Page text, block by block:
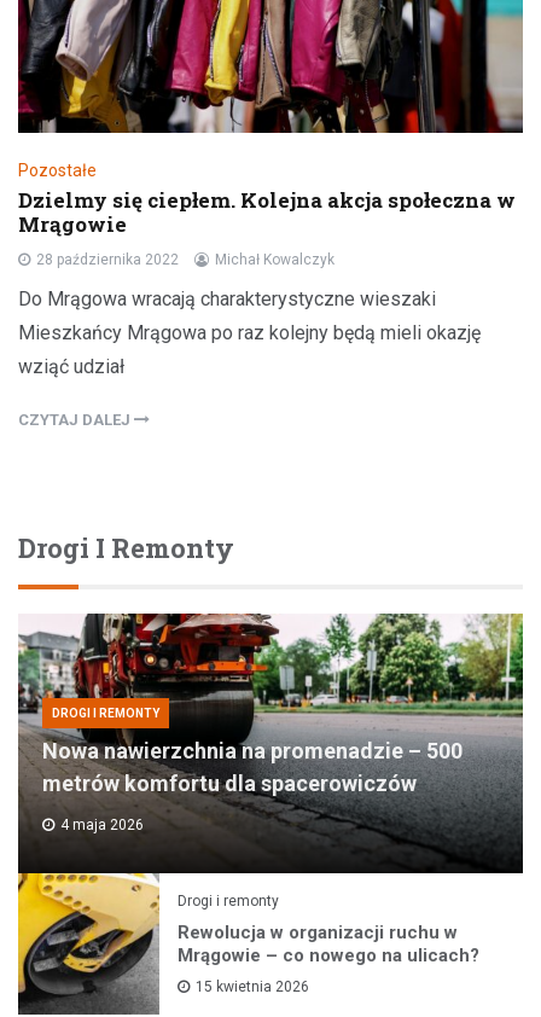
Pozostałe
Dzielmy się ciepłem. Kolejna akcja społeczna w
Mrągowie
28 października 2022 Michał Kowalczyk
Do Mrągowa wracają charakterystyczne wieszaki
Mieszkańcy Mrągowa po raz kolejny będą mieli okazję
wziąć udział
CZYTAJ DALEJ
Drogi I Remonty
DROGI I REMONTY
Nowa nawierzchnia na promenadzie – 500
metrów komfortu dla spacerowiczów
4 maja 2026
Drogi i remonty
Rewolucja w organizacji ruchu w
Mrągowie – co nowego na ulicach?
15 kwietnia 2026